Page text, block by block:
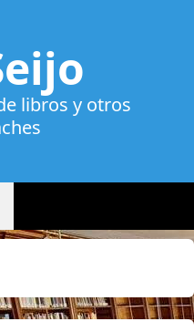
libros y otros